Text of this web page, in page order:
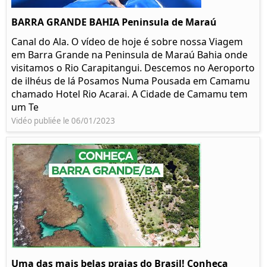
BARRA GRANDE BAHIA Peninsula de Maraú
Canal do Ala. O vídeo de hoje é sobre nossa Viagem
em Barra Grande na Peninsula de Maraú Bahia onde
visitamos o Rio Carapitangui. Descemos no Aeroporto
de ilhéus de lá Posamos Numa Pousada em Camamu
chamado Hotel Rio Acarai. A Cidade de Camamu tem
um Te
Vidéo publiée le 06/01/2023
Uma das mais belas praias do Brasil! Conheça